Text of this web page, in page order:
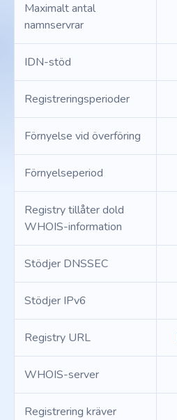
Maximalt antal
namnservrar
IDN-stöd
Registreringsperioder
Förnyelse vid överföring
Förnyelseperiod
Registry tillåter dold
WHOIS-information
Stödjer DNSSEC
Stödjer IPv6
Registry URL
WHOIS-server
Registrering kräver